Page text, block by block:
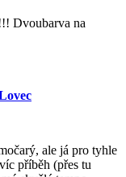
Dvoubarva na
ale já pro tyhle
příběh (přes tu